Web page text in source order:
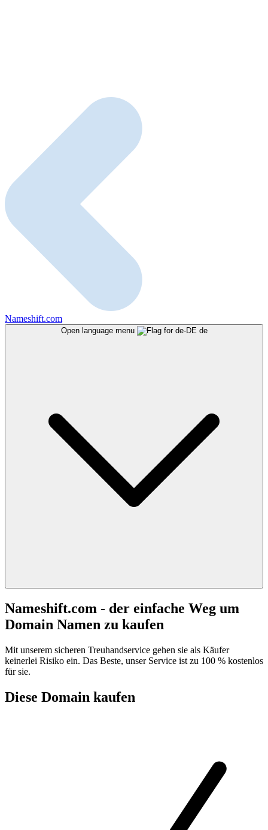
Nameshift.com
Open language menu de
Nameshift.com - der einfache Weg um
Domain Namen zu kaufen
Mit unserem sicheren Treuhandservice gehen sie als Käufer
keinerlei Risiko ein. Das Beste, unser Service ist zu 100 % kostenlos
für sie.
Diese Domain kaufen